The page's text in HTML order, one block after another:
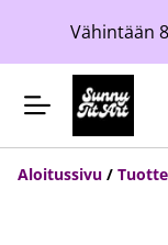
Vähintään
Aloitussivu /